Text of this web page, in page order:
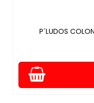
P´LUDOS